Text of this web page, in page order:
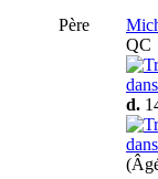
Père
QC
d.